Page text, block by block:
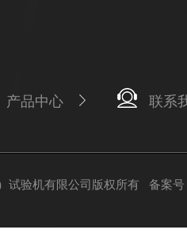
产品中心 联系
试验机有限公司版权所有 备案号